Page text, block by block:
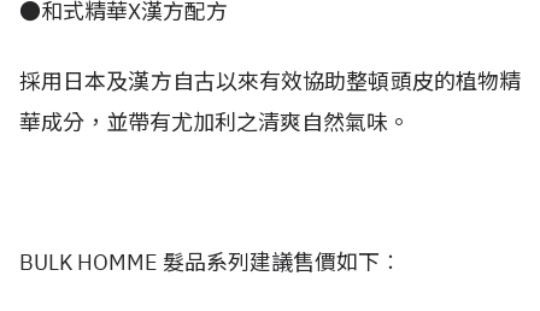
●和式精華X漢方配方
採用日本及漢方自古以來有效協助整頓頭皮的植物精
華成分，並帶有尤加利之清爽自然氣味。
BULK HOMME 髮品系列建議售價如下︰